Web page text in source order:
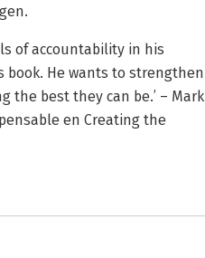
of accountability in his
He wants to strengthen
the best they can be.’ – Mark
en Creating the